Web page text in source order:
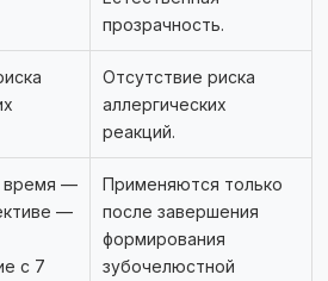
прозрачность.
Отсутствие риска
аллергических
реакций.
время —
—
с 7
Применяются только
после завершения
формирования
зубочелюстной